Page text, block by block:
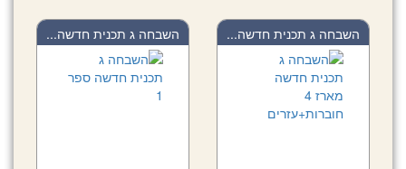
השבחה ג תכנית חדשה... השבחה ג תכנית חדשה...